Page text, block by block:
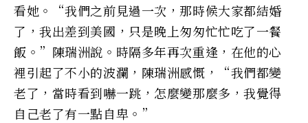
看她。“我們之前見過一次，那時候大家都結婚
了，我出差到美國，只是晚上匆匆忙忙吃了一餐
飯。”陳瑞洲說。時隔多年再次重逢，在他的心
裡引起了不小的波瀾，陳瑞洲感慨，“我們都變
老了，當時看到嚇一跳，怎麼變那麼多，我覺得
自己老了有一點自卑。”